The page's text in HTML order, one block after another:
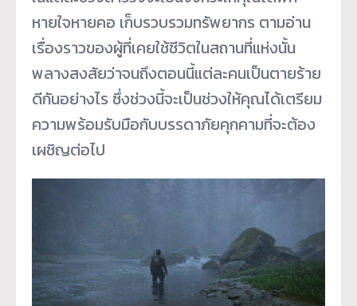
หายใจหายคอ เก็บรวบรวมทรัพยากร ตามอ่าน
เรื่องราวของผู้ที่เคยใช้ชีวิตในสถานที่แห่งนั้น
พลางสงสัยว่าจนถึงตอนนี้แต่ละคนเป็นตายร้าย
ดีกันอย่างไร ซึ่งช่วงนี้จะเป็นช่วงให้คุณได้เตรียม
ความพร้อมรับมือกับบรรดาภัยคุกคามที่จะต้อง
เผชิญต่อไป